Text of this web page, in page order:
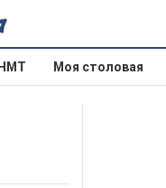
НМТ Моя столовая